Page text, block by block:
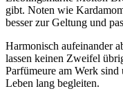
gibt. Noten wie
besser zur Geltung und
Harmonisch aufeinander
lassen keinen Zweifel
Parfümeure am Werk
Leben lang begleiten.